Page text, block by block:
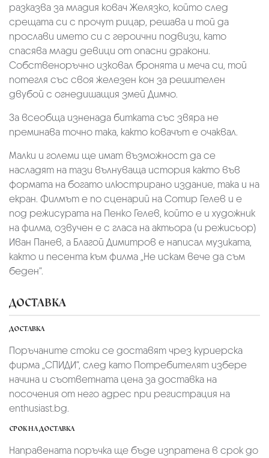
разказва за младия ковач Желязко, който след
срещата си с прочут рицар, решава и той да
прослави името си с героични подвизи, като
спасява млади девици от опасни дракони.
Собственоръчно изковал бронята и меча си, той
потегля със своя железен кон за решителен
двубой с огнедишащия змей Димчо.
За всеобща изненада битката със звяра не
преминава точно така, както ковачът е очаквал.
Малки и големи ще имат възможност да се
насладят на тази вълнуваща история както във
формата на богато илюстрирано издание, така и на
екран. Филмът е по сценарий на Сотир Гелев и е
под режисурата на Пенко Гелев, който е и художник
на филма, озвучен е с гласа на актьора (и режисьор)
Иван Панев, а Благой Димитров е написал музиката,
както и песента към филма „Не искам вече да съм
беден“.
ДОСТАВКА
ДОСТАВКА
Поръчаните стоки се доставят чрез куриерскa
фирмa „СПИДИ“, след като Потребителят избере
начина и съответната цена за доставка на
посочения от него адрес при регистрация на
enthusiast.bg.
СРОК НА ДОСТАВКА
Направената поръчка ще бъде изпратена в срок до